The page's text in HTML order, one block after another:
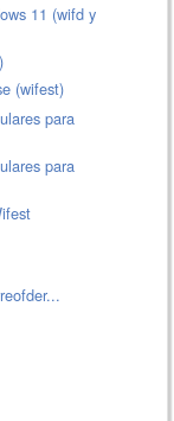
11 (wifd y
(wifest)
para
para